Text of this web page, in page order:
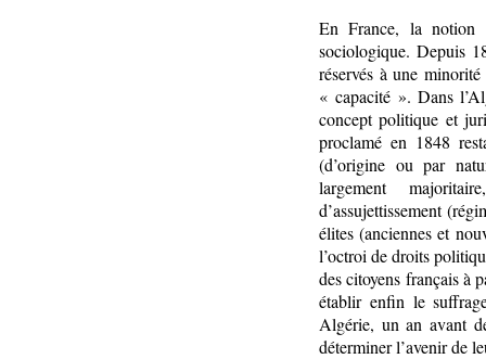
En France, la notion
sociologique. Depuis
réservés à une
« capacité ». Dans
concept politique et
proclamé en 1848
(d’origine ou par
largement
d’assujettissement
élites (anciennes et
l’octroi de droits
des citoyens français à
établir enfin le
Algérie, un an avant
déterminer l’avenir de